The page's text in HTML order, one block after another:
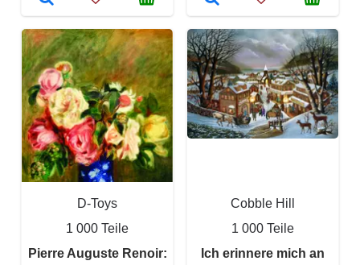
D-Toys
1 000 Teile
Pierre Auguste Renoir:
Cobble Hill
1 000 Teile
Ich erinnere mich an